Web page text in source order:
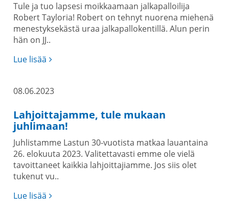
Tule ja tuo lapsesi moikkaamaan jalkapalloilija
Robert Tayloria! Robert on tehnyt nuorena miehenä
menestyksekästä uraa jalkapallokentillä. Alun perin
hän on JJ..
Lue lisää
08.06.2023
Lahjoittajamme, tule mukaan
juhlimaan!
Juhlistamme Lastun 30-vuotista matkaa lauantaina
26. elokuuta 2023. Valitettavasti emme ole vielä
tavoittaneet kaikkia lahjoittajiamme. Jos siis olet
tukenut vu..
Lue lisää